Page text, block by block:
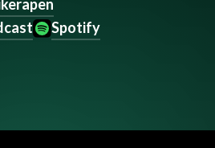
Spotify